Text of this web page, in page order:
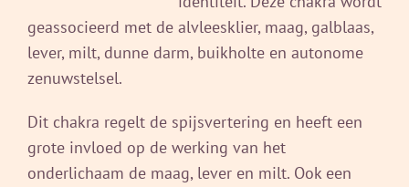
geassocieerd met de alvleesklier, maag, galblaas,
lever, milt, dunne darm, buikholte en autonome
zenuwstelsel.
Dit chakra regelt de spijsvertering en heeft een
grote invloed op de werking van het
onderlichaam de maag, lever en milt. Ook een